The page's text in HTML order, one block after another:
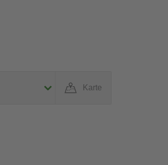
Karte